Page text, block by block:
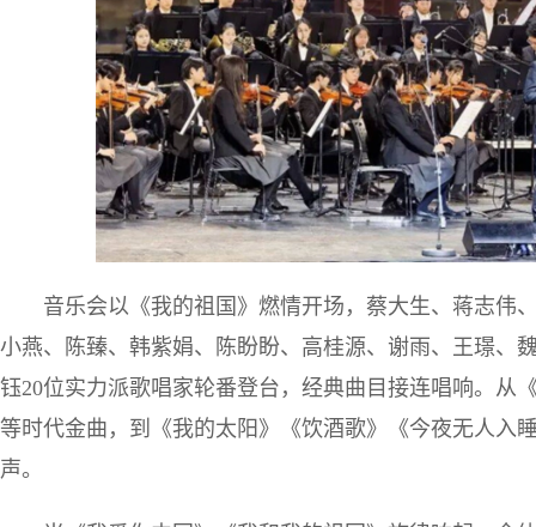
音乐会以《我的祖国》燃情开场，蔡大生、蒋志伟
小燕、陈臻、韩紫娟、陈盼盼、高桂源、谢雨、王璟、
钰20位实力派歌唱家轮番登台，经典曲目接连唱响。从
等时代金曲，到《我的太阳》《饮酒歌》《今夜无人入
声。